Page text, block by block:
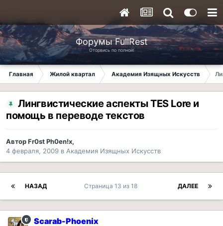
Форумы FullRest
Оторвись по полной!
Главная Жилой квартал Академия Изящных Искусств
Лингвистические аспекты TES Lore и
помощь в переводе текстов
АвторFr0st Ph0en!x,
4 февраля, 2009 в Академия Изящных Искусств
НАЗАД ДАЛЕЕ
Страница 13 из 18
Scarab-Phoenix